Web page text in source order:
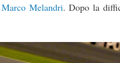
Marco Melandri. Dopo la